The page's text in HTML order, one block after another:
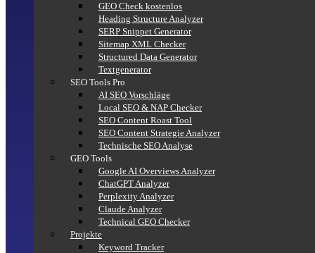
GEO Check kostenlos
Heading Structure Analyzer
SERP Snippet Generator
Sitemap XML Checker
Structured Data Generator
Textgenerator
SEO Tools Pro
AI SEO Vorschläge
Local SEO & NAP Checker
SEO Content Roast Tool
SEO Content Strategie Analyzer
Technische SEO Analyse
GEO Tools
Google AI Overviews Analyzer
ChatGPT Analyzer
Perplexity Analyzer
Claude Analyzer
Technical GEO Checker
Projekte
Keyword Tracker